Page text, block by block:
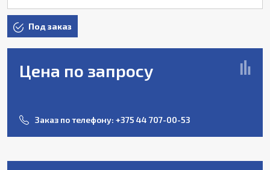
Под заказ
Цена по запросу
Заказ по телефону: +375 44 707-00-53